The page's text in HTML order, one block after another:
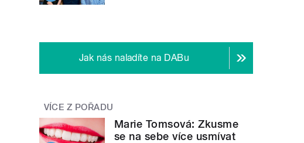
Jak nás naladíte na DABu
VÍCE Z POŘADU
Marie Tomsová: Zkusme
se na sebe více usmívat